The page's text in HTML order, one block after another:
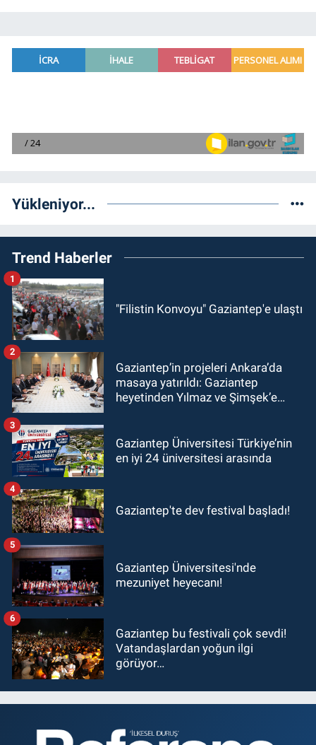
Yükleniyor...
Trend Haberler
"Filistin Konvoyu" Gaziantep'e ulaştı
1
Gaziantep’in projeleri Ankara’da
masaya yatırıldı: Gaziantep
heyetinden Yılmaz ve Şimşek’e
2
Gaziantep Üniversitesi Türkiye’nin
en iyi 24 üniversitesi arasında
3
Gaziantep'te dev festival başladı!
4
Gaziantep Üniversitesi'nde
mezuniyet heyecanı!
5
Gaziantep bu festivali çok sevdi!
Vatandaşlardan yoğun ilgi
görüyor…
6